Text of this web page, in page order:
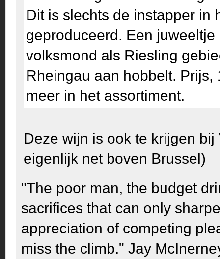
Dit is slechts de instapper in
geproduceerd. Een
volksmond als Riesling
Rheingau aan hobbelt. Prijs,
meer in het assortiment.
Deze wijn is ook te krijgen
eigenlijk net boven Brussel)
"The poor man, the budget
sacrifices that can only
appreciation of competing
miss the climb." Jay